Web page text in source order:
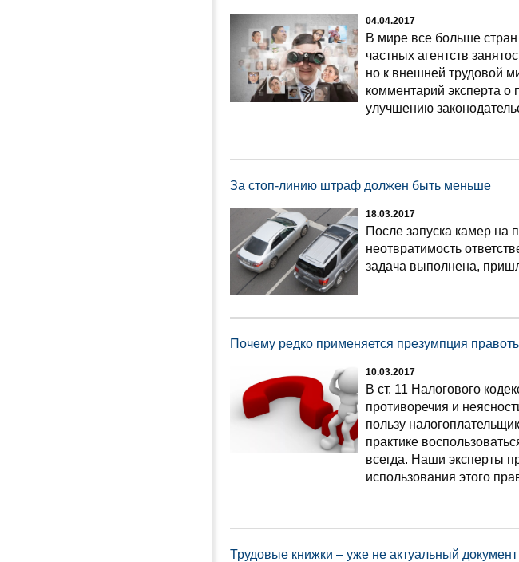
04.04.2017
В мире все больше
частных агентств
но к внешней трудовой
комментарий эксперта
улучшению
За стоп-линию штраф должен быть меньше
18.03.2017
После запуска камер на
неотвратимость
задача выполнена,
Почему редко применяется презумпция
10.03.2017
В ст. 11 Налогового
противоречия и
пользу
практике
всегда. Наши эксперты
использования этого
Трудовые книжки – уже не актуальный документ